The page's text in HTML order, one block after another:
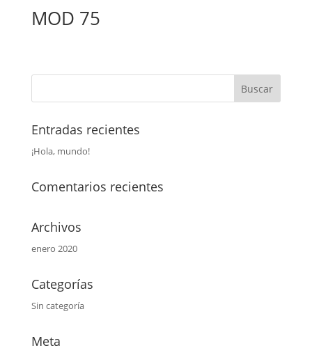
MOD 75
Entradas recientes
¡Hola, mundo!
Comentarios recientes
Archivos
enero 2020
Categorías
Sin categoría
Meta